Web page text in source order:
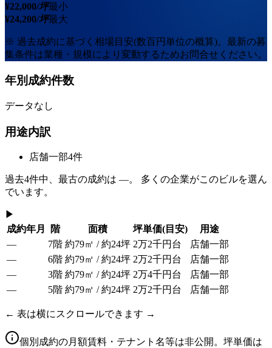
¥22,000/坪最小
¥24,200/坪最大
※ 過去成約に基づく相場目安(数百円単位の概算)。最新の募
集条件は業種・規模により変動するためお問合せください。
年別成約件数
データなし
用途内訳
店舗一部4件
過去4件中、最古の成約は —。 多くの企業がこのビルを選ん
でいます。
▶
成約年月
階 面積 坪単価(目安)
用途
—
7階 約79㎡ / 約24坪 2万2千円台
店舗一部
—
6階 約79㎡ / 約24坪 2万2千円台
店舗一部
—
3階 約79㎡ / 約24坪 2万4千円台
店舗一部
—
5階 約79㎡ / 約24坪 2万2千円台 店舗一部
← 表は横にスクロールできます →
個別成約の月額賃料・テナント名等は非公開。坪単価は